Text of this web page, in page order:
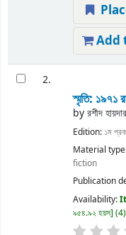
Add
2.
স্মৃতি: ১৯৭১
byরশীদ
Edition: ১ম
Material
fiction
Publication
Availability:
৯৫৪.৯২ হয়স